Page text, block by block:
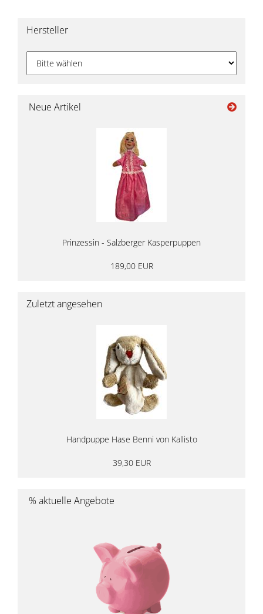
Hersteller
Neue Artikel
Prinzessin - Salzberger Kasperpuppen
189,00 EUR
Zuletzt angesehen
Handpuppe Hase Benni von Kallisto
39,30 EUR
% aktuelle Angebote